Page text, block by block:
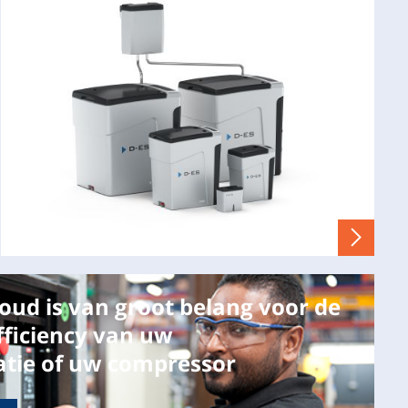
is van groot belang voor de
van uw
of uw compressor